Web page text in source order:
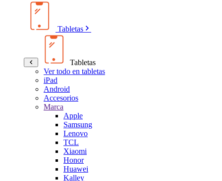
Tabletas
Tabletas
Ver todo en tabletas
iPad
Android
Accesorios
Marca
Apple
Samsung
Lenovo
TCL
Xiaomi
Honor
Huawei
Kalley